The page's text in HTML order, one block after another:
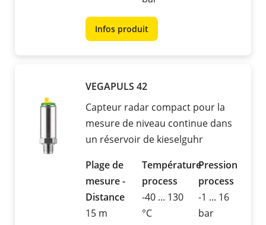
Infos produit
VEGAPULS 42
Capteur radar compact pour la
mesure de niveau continue dans
un réservoir de kieselguhr
Plage de
mesure -
Distance
15 m
Température
process
-40 ... 130
°C
Pression
process
-1 ... 16
bar